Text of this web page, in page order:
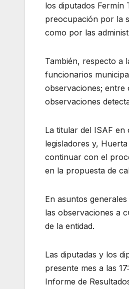
los diputados
preocupación por la
como por las
También, respecto a
funcionarios
observaciones; entre
observaciones
La titular del ISAF
legisladores y,
continuar con el
en la propuesta de
En asuntos
las observaciones a
de la entidad.
Las diputadas y los
presente mes a las
Informe de